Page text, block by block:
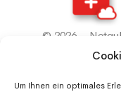
Um Ihnen ein optimales
© 2026 –